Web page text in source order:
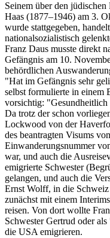
Seinem über den
Haas (1877–1946) am 3.
wurde stattgegeben,
nationalsozialistisch
Franz Daus musste direkt
Gefängnis am 10.
behördlichen
"Hat im Gefängnis sehr
selbst formulierte in einem
vorsichtig: "Gesundheitlich
Da trotz der schon
Lockwood von der
des beantragten Visums
Einwanderungsnummer
war, und auch die
emigrierte Schwester
gelangen, und auch die
Ernst Wolff, in die Schweiz
zunächst mit einem
reisen. Von dort wollte
Schwester Gertrud oder
die USA emigrieren.